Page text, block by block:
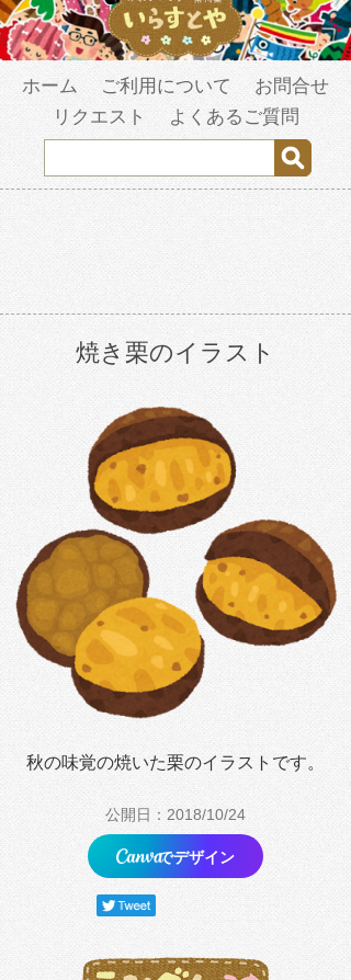
ホーム ご利用について
お問合せ
リクエスト
よくあるご質問
焼き栗のイラスト
秋の味覚の焼いた栗のイラストです。
公開日：2018/10/24
でデザイン